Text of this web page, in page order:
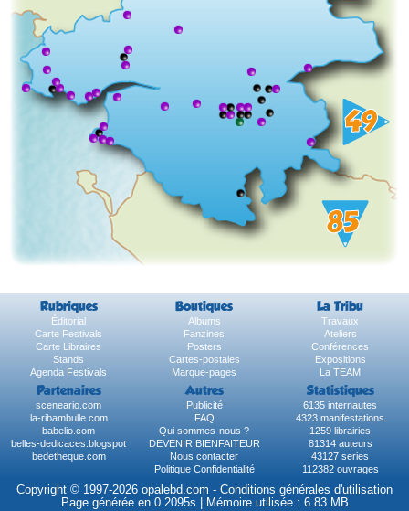
Rubriques Boutiques La Tribu
Éditorial Albums
Travaux
Carte Festivals
Fanzines
Ateliers
Carte Libraires
Posters
Conférences
Stands
Cartes-postales
Expositions
Agenda Festivals
Marque-pages La TEAM
Partenaires Autres Statistiques
sceneario.com Publicité
6135 internautes
la-ribambulle.com
FAQ
4323 manifestations
babelio.com
Qui sommes-nous ?
1259 librairies
belles-dedicaces.blogspot
DEVENIR BIENFAITEUR
81314 auteurs
bedetheque.com
Nous contacter
43127 series
Politique Confidentialité
112382 ouvrages
Copyright © 1997-2026 opalebd.com - Conditions générales d'utilisation
Page générée en 0.2095s | Mémoire utilisée : 6.83 MB